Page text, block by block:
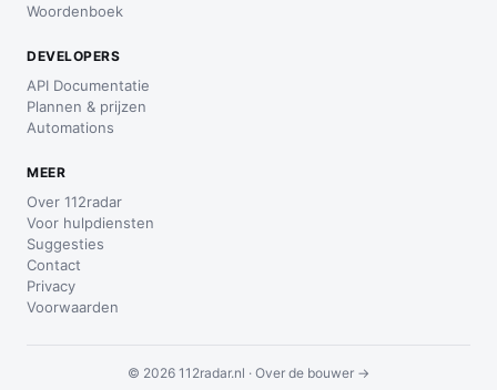
Woordenboek
DEVELOPERS
API Documentatie
Plannen & prijzen
Automations
MEER
Over 112radar
Voor hulpdiensten
Suggesties
Contact
Privacy
Voorwaarden
© 2026 112radar.nl · Over de bouwer →